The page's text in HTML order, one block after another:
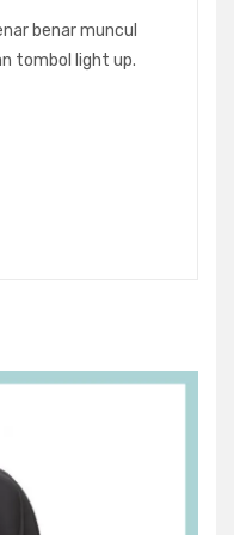
benar muncul
tombol light up.